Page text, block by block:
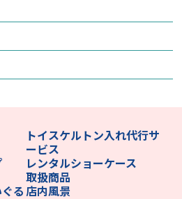
る
トイスケルトン入れ代行サ
ービス
レンタルショーケース
取扱商品
店内風景